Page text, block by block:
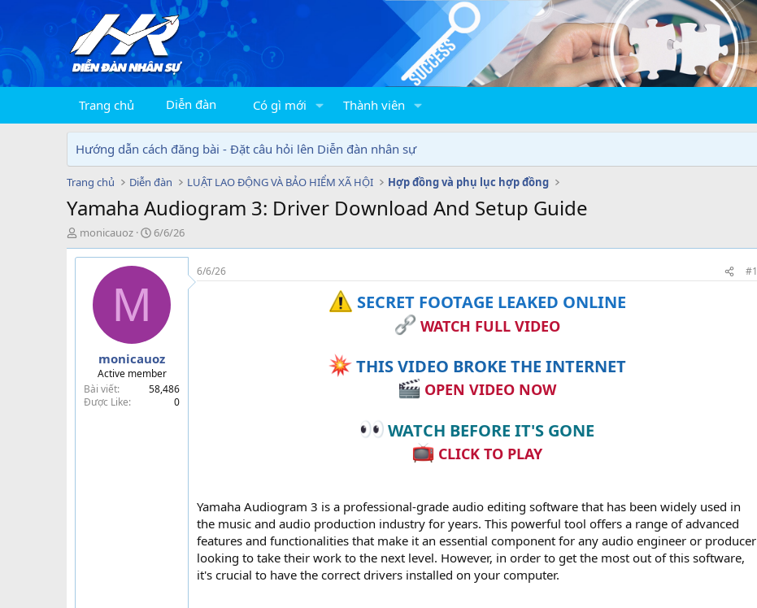
Trang chủ Diễn đàn Có gì mới Thành viên
Hướng dẫn cách đăng bài - Đặt câu hỏi lên Diễn đàn nhân sự
Trang chủ Diễn đàn LUẬT LAO ĐỘNG VÀ BẢO HIỂM XÃ HỘI Hợp đồng và phụ lục hợp đồng
Yamaha Audiogram 3: Driver Download And Setup Guide
T
h
r
monicauoz
N
g
à
y
6/6/26
M
monicauoz
Active member
Bài viết
58,486
Được Like
0
6/6/26 #1
SECRET FOOTAGE LEAKED ONLINE
WATCH FULL VIDEO
THIS VIDEO BROKE THE INTERNET
OPEN VIDEO NOW
WATCH BEFORE IT'S GONE
CLICK TO PLAY
Yamaha Audiogram 3 is a professional-grade audio editing software that has been widely used in
the music and audio production industry for years. This powerful tool offers a range of advanced
features and functionalities that make it an essential component for any audio engineer or producer
looking to take their work to the next level. However, in order to get the most out of this software,
it's crucial to have the correct drivers installed on your computer.